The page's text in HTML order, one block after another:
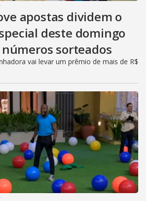
apostas dividem o
deste domingo
números sorteados
vai levar um prêmio de mais de R$